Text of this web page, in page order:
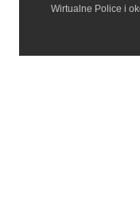
Wirtualne Police i